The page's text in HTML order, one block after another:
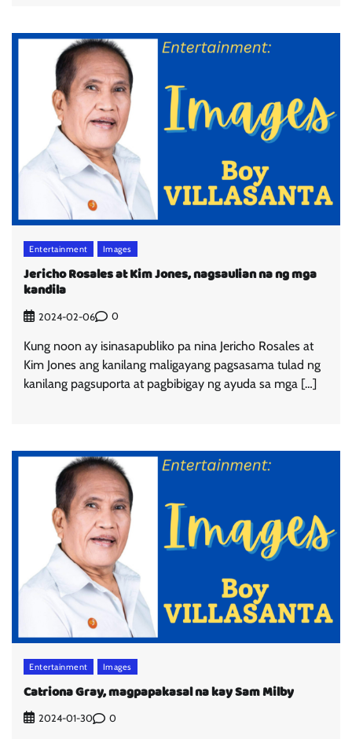
Entertainment Images
Jericho Rosales at Kim Jones, nagsaulian na ng mga
kandila
2024-02-06 0
Kung noon ay isinasapubliko pa nina Jericho Rosales at
Kim Jones ang kanilang maligayang pagsasama tulad ng
kanilang pagsuporta at pagbibigay ng ayuda sa mga […]
Entertainment Images
Catriona Gray, magpapakasal na kay Sam Milby
2024-01-30 0